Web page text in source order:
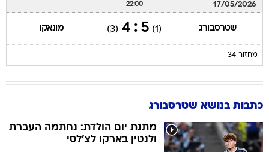
17/05/2026
22:00
שטרסבורג (1)
5 : 4
(3) מונאקו
מחזור 34
כתבות בנושא שטרסבורג
מתנת יום הולדת: נחתמה העברת
ולנטין בארקו לצ'לסי